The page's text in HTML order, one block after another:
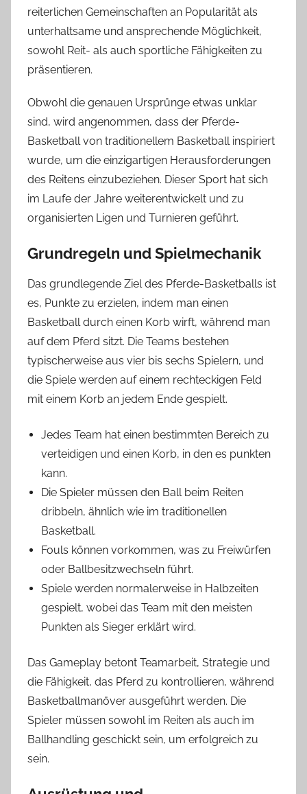
reiterlichen Gemeinschaften an Popularität als
unterhaltsame und ansprechende Möglichkeit,
sowohl Reit- als auch sportliche Fähigkeiten zu
präsentieren.
Obwohl die genauen Ursprünge etwas unklar
sind, wird angenommen, dass der Pferde-
Basketball von traditionellem Basketball inspiriert
wurde, um die einzigartigen Herausforderungen
des Reitens einzubeziehen. Dieser Sport hat sich
im Laufe der Jahre weiterentwickelt und zu
organisierten Ligen und Turnieren geführt.
Grundregeln und Spielmechanik
Das grundlegende Ziel des Pferde-Basketballs ist
es, Punkte zu erzielen, indem man einen
Basketball durch einen Korb wirft, während man
auf dem Pferd sitzt. Die Teams bestehen
typischerweise aus vier bis sechs Spielern, und
die Spiele werden auf einem rechteckigen Feld
mit einem Korb an jedem Ende gespielt.
Jedes Team hat einen bestimmten Bereich zu
verteidigen und einen Korb, in den es punkten
kann.
Die Spieler müssen den Ball beim Reiten
dribbeln, ähnlich wie im traditionellen
Basketball.
Fouls können vorkommen, was zu Freiwürfen
oder Ballbesitzwechseln führt.
Spiele werden normalerweise in Halbzeiten
gespielt, wobei das Team mit den meisten
Punkten als Sieger erklärt wird.
Das Gameplay betont Teamarbeit, Strategie und
die Fähigkeit, das Pferd zu kontrollieren, während
Basketballmanöver ausgeführt werden. Die
Spieler müssen sowohl im Reiten als auch im
Ballhandling geschickt sein, um erfolgreich zu
sein.